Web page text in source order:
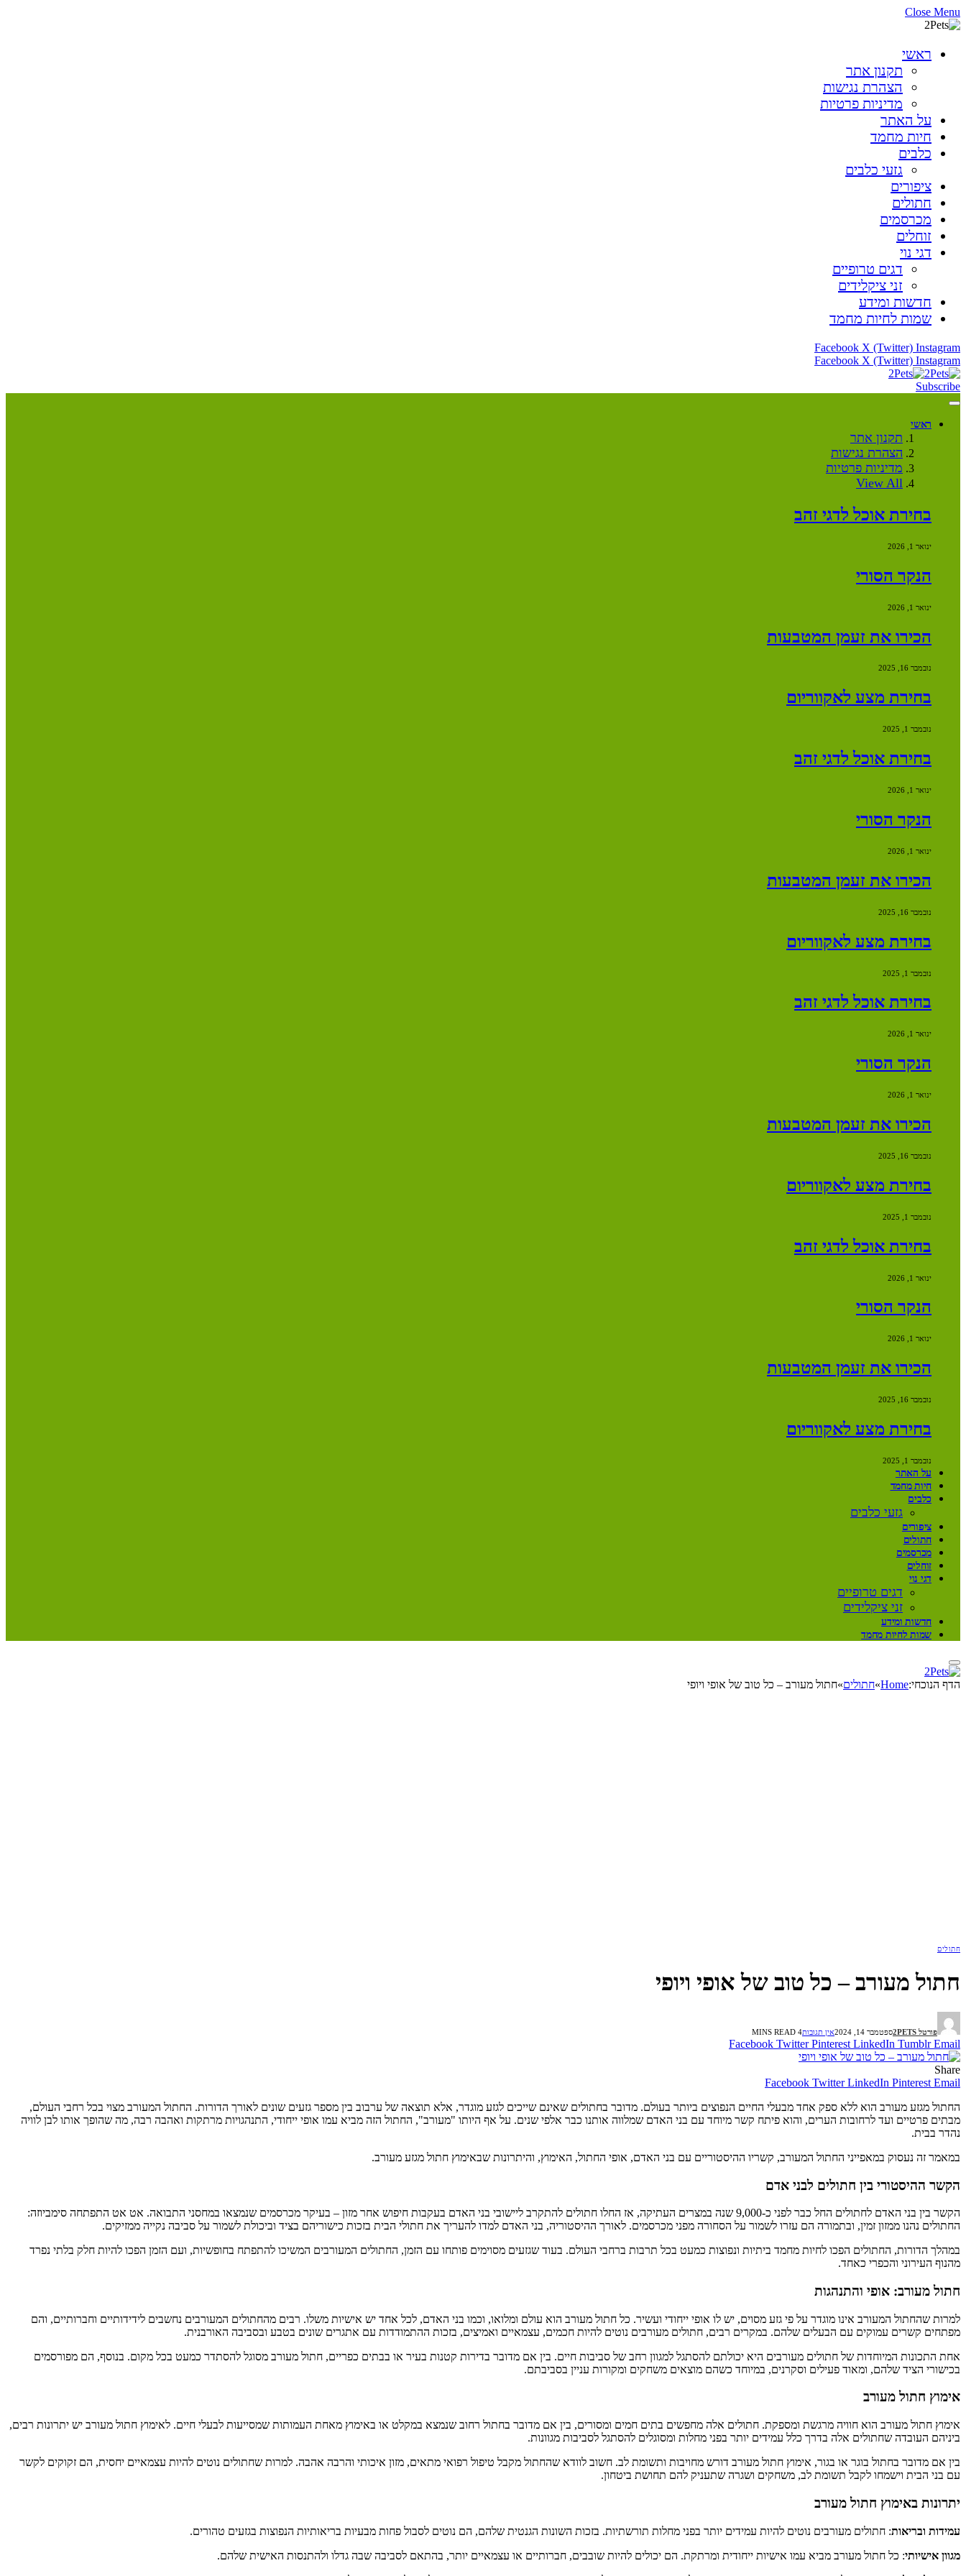
Close Menu
ראשי
תקנון אתר
הצהרת נגישות
מדיניות פרטיות
על האתר
חיות מחמד
כלבים
גזעי כלבים
ציפורים
חתולים
מכרסמים
זוחלים
דגי נוי
דגים טרופיים
זני ציקלידים
חדשות ומידע
שמות לחיות מחמד
Facebook X (Twitter) Instagram
Facebook X (Twitter) Instagram
Subscribe
ראשי
תקנון אתר
הצהרת נגישות
מדיניות פרטיות
View All
בחירת אוכל לדגי זהב
ינואר 1, 2026
הנקר הסורי
ינואר 1, 2026
הכירו את זעמן המטבעות
נובמבר 16, 2025
בחירת מצע לאקווריום
נובמבר 1, 2025
בחירת אוכל לדגי זהב
ינואר 1, 2026
הנקר הסורי
ינואר 1, 2026
הכירו את זעמן המטבעות
נובמבר 16, 2025
בחירת מצע לאקווריום
נובמבר 1, 2025
בחירת אוכל לדגי זהב
ינואר 1, 2026
הנקר הסורי
ינואר 1, 2026
הכירו את זעמן המטבעות
נובמבר 16, 2025
בחירת מצע לאקווריום
נובמבר 1, 2025
בחירת אוכל לדגי זהב
ינואר 1, 2026
הנקר הסורי
ינואר 1, 2026
הכירו את זעמן המטבעות
נובמבר 16, 2025
בחירת מצע לאקווריום
נובמבר 1, 2025
על האתר
חיות מחמד
כלבים
גזעי כלבים
ציפורים
חתולים
מכרסמים
זוחלים
דגי נוי
דגים טרופיים
זני ציקלידים
חדשות ומידע
שמות לחיות מחמד
הדף הנוכחי:Home
»חתולים»חתול מעורב – כל טוב של אופי ויופי
חתולים
חתול מעורב – כל טוב של אופי ויופי
פורטל 2PETS ספטמבר 14, 2024 אין תגובות4 MINS READ
Facebook Twitter Pinterest LinkedIn Tumblr Email
Share
Facebook Twitter LinkedIn Pinterest Email
החתול מגזע מעורב הוא ללא ספק אחד מבעלי החיים הנפוצים ביותר בעולם. מדובר בחתולים שאינם שייכים לגזע מוגדר, אלא תוצאה של ערבוב בין מספר גזעים שונים לאורך הדורות. החתול המעורב מצוי בכל רחבי העולם,
מבתים פרטיים ועד לרחובות הערים, והוא פיתח קשר מיוחד עם בני האדם שמלווה אותנו כבר אלפי שנים. על אף היותו "מעורב", החתול הזה מביא עמו אופי ייחודי, התנהגויות מרתקות ואהבה רבה, מה שהופך אותו לבן לוויה
נהדר בבית.
במאמר זה נעסוק במאפייני החתול המעורב, קשריו ההיסטוריים עם בני האדם, אופי החתול, האימוץ, והיתרונות שבאימוץ חתול מגזע מעורב.
הקשר ההיסטורי בין חתולים לבני אדם
הקשר בין בני האדם לחתולים החל כבר לפני כ-9,000 שנה במצרים העתיקה, אז החלו חתולים להתקרב ליישובי בני האדם בעקבות חיפוש אחר מזון – בעיקר מכרסמים שנמצאו במחסני התבואה. אט אט התפתחה סימביוזה:
החתולים נהנו ממזון זמין, ובתמורה הם עזרו לשמור על הסחורה מפני מכרסמים. לאורך ההיסטוריה, בני האדם למדו להעריך את חתולי הבית בזכות כישוריהם בציד וביכולת לשמור על סביבה נקייה ממזיקים.
במהלך הדורות, החתולים הפכו לחיות מחמד ביתיות ונפוצות כמעט בכל תרבות ברחבי העולם. בעוד שגזעים מסוימים פותחו עם הזמן, החתולים המעורבים המשיכו להתפתח בחופשיות, ועם הזמן הפכו להיות חלק בלתי נפרד
מהנוף העירוני והכפרי כאחד.
חתול מעורב: אופי והתנהגות
למרות שהחתול המעורב אינו מוגדר על פי גזע מסוים, יש לו אופי ייחודי ועשיר. כל חתול מעורב הוא עולם ומלואו, וכמו בני האדם, לכל אחד יש אישיות משלו. רבים מהחתולים המעורבים נחשבים לידידותיים וחברותיים, והם
מפתחים קשרים עמוקים עם הבעלים שלהם. במקרים רבים, חתולים מעורבים נוטים להיות חכמים, עצמאיים ואמיצים, בזכות ההתמודדות עם אתגרים שונים בטבע ובסביבה האורבנית.
אחת התכונות המיוחדות של חתולים מעורבים היא יכולתם להסתגל למגוון רחב של סביבות חיים. בין אם מדובר בדירות קטנות בעיר או בבתים כפריים, חתול מעורב מסוגל להסתדר כמעט בכל מקום. בנוסף, הם מפורסמים
בכישורי הציד שלהם, ומאוד פעילים וסקרנים, במיוחד כשהם מוצאים משחקים ומקורות עניין בסביבתם.
אימוץ חתול מעורב
אימוץ חתול מעורב הוא חוויה מרגשת ומספקת. חתולים אלה מחפשים בתים חמים ומסורים, בין אם מדובר בחתול רחוב שנמצא במקלט או באימוץ מאחת העמותות שמסייעות לבעלי חיים. לאימוץ חתול מעורב יש יתרונות רבים,
ביניהם העובדה שחתולים אלה בדרך כלל עמידים יותר בפני מחלות ומסוגלים להסתגל לסביבות מגוונות.
בין אם מדובר בחתול בוגר או בגור, אימוץ חתול מעורב דורש מחויבות ותשומת לב. חשוב לוודא שהחתול מקבל טיפול רפואי מתאים, מזון איכותי והרבה אהבה. למרות שחתולים נוטים להיות עצמאיים יחסית, הם זקוקים לקשר
עם בני הבית וישמחו לקבל תשומת לב, משחקים ושגרה שתעניק להם תחושת ביטחון.
יתרונות באימוץ חתול מעורב
עמידות ובריאות: חתולים מעורבים נוטים להיות עמידים יותר בפני מחלות תורשתיות. בזכות השונות הגנטית שלהם, הם נוטים לסבול פחות מבעיות בריאותיות הנפוצות בגזעים טהורים.
מגוון אישיותי: כל חתול מעורב מביא עמו אישיות ייחודית ומרתקת. הם יכולים להיות שובבים, חברותיים או עצמאיים יותר, בהתאם לסביבה שבה גדלו ולהתנסות האישית שלהם.